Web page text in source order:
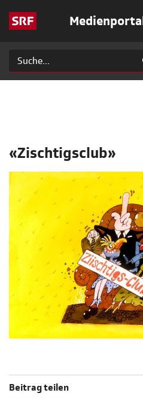
«Zischtigsclub»
Beitrag teilen